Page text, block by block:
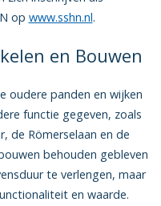
op www.sshn.nl.
en Bouwen
oudere panden en wijken
functie gegeven, zoals
de Römerselaan en de
behouden gebleven
te verlengen, maar
en waarde.